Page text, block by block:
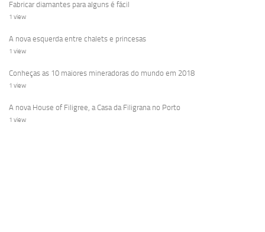
Fabricar diamantes para alguns é fácil
1 view
A nova esquerda entre chalets e princesas
1 view
Conheças as 10 maiores mineradoras do mundo em 2018
1 view
A nova House of Filigree, a Casa da Filigrana no Porto
1 view